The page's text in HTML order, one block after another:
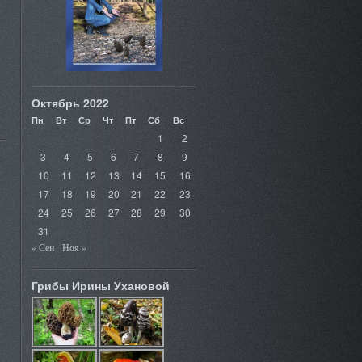
Октябрь 2022
Пн Вт Ср Чт Пт Сб Вс
1
2
3
4 5 6 7 8
9
10
11 12 13 14 15
16
17
18 19 20 21 22
23
24
25 26 27 28 29
30
31
« Сен Ноя »
Грибы Ирины Ухановой